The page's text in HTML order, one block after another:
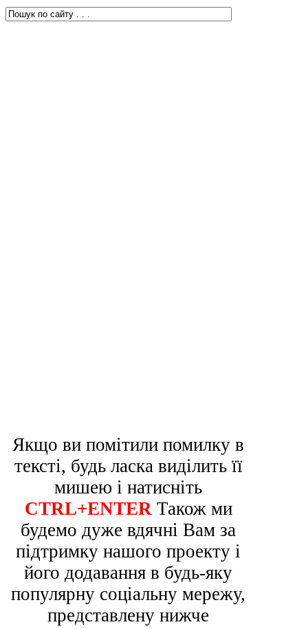
Якщо ви помітили помилку в
тексті, будь ласка виділить її
мишею і натисніть
CTRL+ENTER Також ми
будемо дуже вдячні Вам за
підтримку нашого проекту і
його додавання в будь-яку
популярну соціальну мережу,
представлену нижче